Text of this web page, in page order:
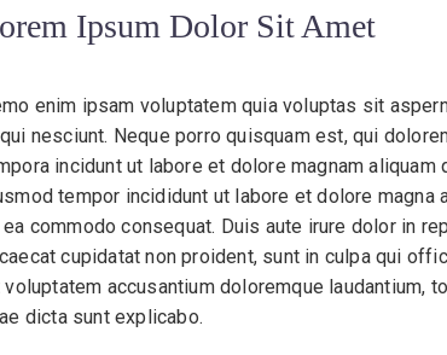
Ipsum Dolor Sit Amet
enim ipsam voluptatem quia voluptas sit
nesciunt. Neque porro quisquam est, qui
incidunt ut labore et dolore magnam
tempor incididunt ut labore et dolore
ea commodo consequat. Duis aute irure dolor in
cupidatat non proident, sunt in culpa qui
voluptatem accusantium doloremque laudantium,
dicta sunt explicabo.